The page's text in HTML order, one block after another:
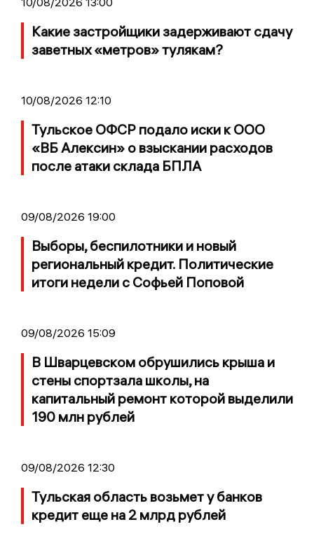
Какие застройщики задерживают сдачу
заветных «метров» тулякам?
10/08/2026 12:10
Тульское ОФСР подало иски к ООО
«ВБ Алексин» о взыскании расходов
после атаки склада БПЛА
09/08/2026 19:00
Выборы, беспилотники и новый
региональный кредит. Политические
итоги недели с Софьей Поповой
09/08/2026 15:09
В Шварцевском обрушились крыша и
стены спортзала школы, на
капитальный ремонт которой выделили
190 млн рублей
09/08/2026 12:30
Тульская область возьмет у банков
кредит еще на 2 млрд рублей